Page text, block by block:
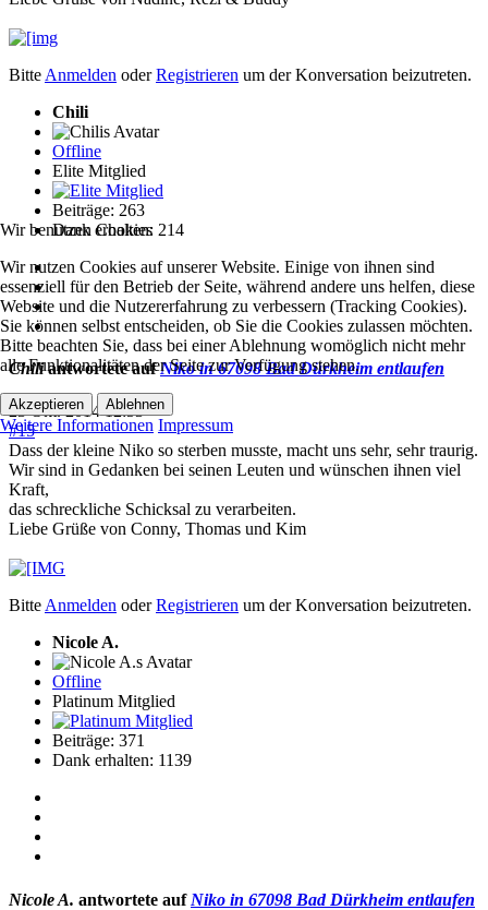
Bitte Anmelden oderRegistrieren um der Konversation beizutreten.
Chili
Offline
Elite Mitglied
Beiträge: 263
Dank erhalten: 214
Chiliantwortete aufNiko in 67098 Bad Dürkheim entlaufen
23 Okt. 2014 12:53
#15
Dass der kleine Niko so sterben musste, macht uns sehr, sehr traurig.
Wir sind in Gedanken bei seinen Leuten und wünschen ihnen viel
Kraft,
das schreckliche Schicksal zu verarbeiten.
Liebe Grüße von Conny, Thomas und Kim
BitteAnmelden oderRegistrieren um der Konversation beizutreten.
Nicole A.
Offline
Platinum Mitglied
Beiträge: 371
Dank erhalten: 1139
Nicole A. antwortete auf Niko in 67098 Bad Dürkheim entlaufen
Wir benutzen Cookies
Wir nutzen Cookies auf unserer Website. Einige von ihnen sind
essenziell für den Betrieb der Seite, während andere uns helfen, diese
Website und die Nutzererfahrung zu verbessern (Tracking Cookies).
Sie können selbst entscheiden, ob Sie die Cookies zulassen möchten.
Bitte beachten Sie, dass bei einer Ablehnung womöglich nicht mehr
alle Funktionalitäten der Seite zur Verfügung stehen.
Akzeptieren Ablehnen
Weitere Informationen Impressum